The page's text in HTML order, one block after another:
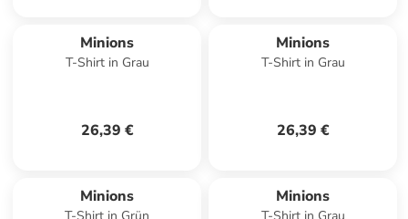
Minions
T-Shirt in Grau
26,39 €
Minions
T-Shirt in Grau
26,39 €
Minions Minions